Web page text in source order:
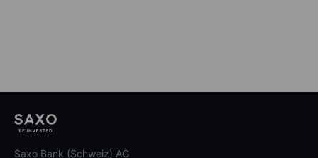
Saxo Bank (Schweiz) AG